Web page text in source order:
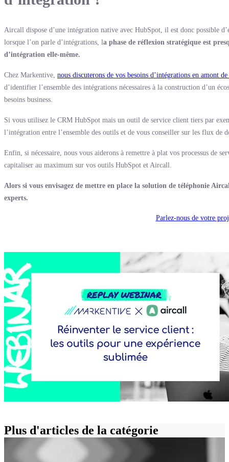
Aircall dispose d’une intégration native avec HubSpot, il est donc possible
lorsque l’on parle d’intégrations, la phase de réflexion stratégique est
d’intégration elle-même.
Chez Markentive, nous discuterons de vos besoins d’intégrations en amont
d’identifier l’ensemble des intégrations nécessaires à la construction d’un
besoins business.
Si vous utilisez le CRM HubSpot mais un outil de service client tiers par
l’intégration entre l’ensemble des outils et de vous conseiller sur les flux de
Enfin, si nécessaire, nous vous aiderons à remettre à plat vos processus de
capitaliser au maximum sur vos outils HubSpot et Aircall.
Alors si vous envisagez de mettre en place la solution de téléphonie
experts.
Parlez-nous de votre
Plus d'articles de la catégorie